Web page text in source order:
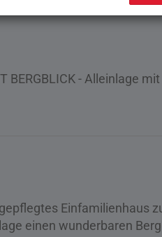
Einfamilienhaus
einen wunderbaren